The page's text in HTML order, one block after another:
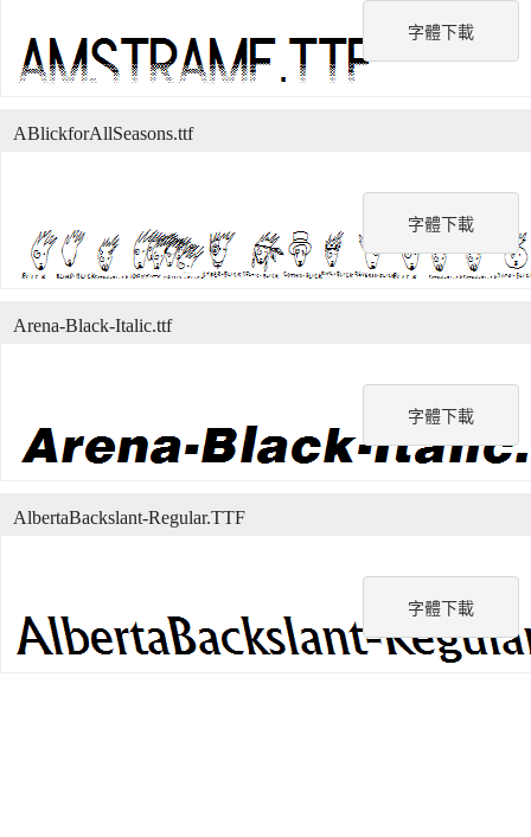
字體下載
字體下載
ABlickforAllSeasons.ttf
字體下載
Arena-Black-Italic.ttf
字體下載
AlbertaBackslant-Regular.TTF